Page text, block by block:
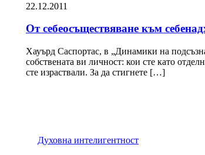
22.12.2011
От себеосъществяване към
Хауърд Саспортас, в „Динамики на
собствената ви личност: кои сте като
сте израствали. За да стигнете […]
Духовна интелигентност